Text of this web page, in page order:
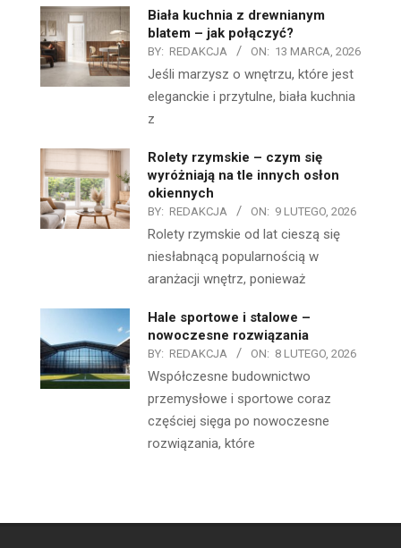
Biała kuchnia z drewnianym
blatem – jak połączyć?
BY: REDAKCJA ON: 13 MARCA, 2026
Jeśli marzysz o wnętrzu, które jest
eleganckie i przytulne, biała kuchnia
z
Rolety rzymskie – czym się
wyróżniają na tle innych osłon
okiennych
BY: REDAKCJA ON: 9 LUTEGO, 2026
Rolety rzymskie od lat cieszą się
niesłabnącą popularnością w
aranżacji wnętrz, ponieważ
Hale sportowe i stalowe –
nowoczesne rozwiązania
BY: REDAKCJA ON: 8 LUTEGO, 2026
Współczesne budownictwo
przemysłowe i sportowe coraz
częściej sięga po nowoczesne
rozwiązania, które